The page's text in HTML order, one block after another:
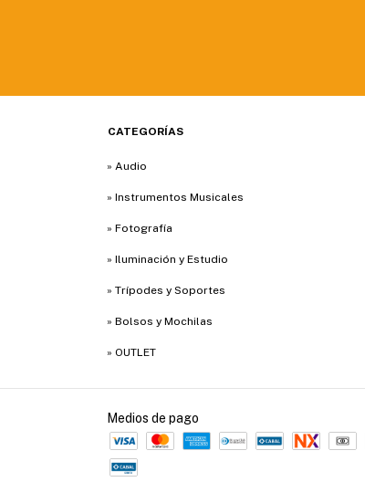
CATEGORÍAS
» Audio
» Instrumentos Musicales
» Fotografía
» Iluminación y Estudio
» Trípodes y Soportes
» Bolsos y Mochilas
» OUTLET
Medios de pago